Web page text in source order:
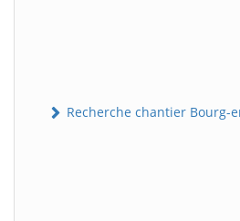
Recherche chantier Bourg-